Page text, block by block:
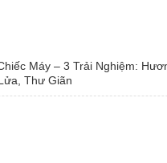
Máy – 3 Trải Nghiệm:
Thư Giãn